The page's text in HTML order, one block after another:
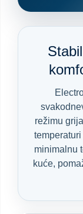
režimu
temperaturi
minimalnu
kuće,